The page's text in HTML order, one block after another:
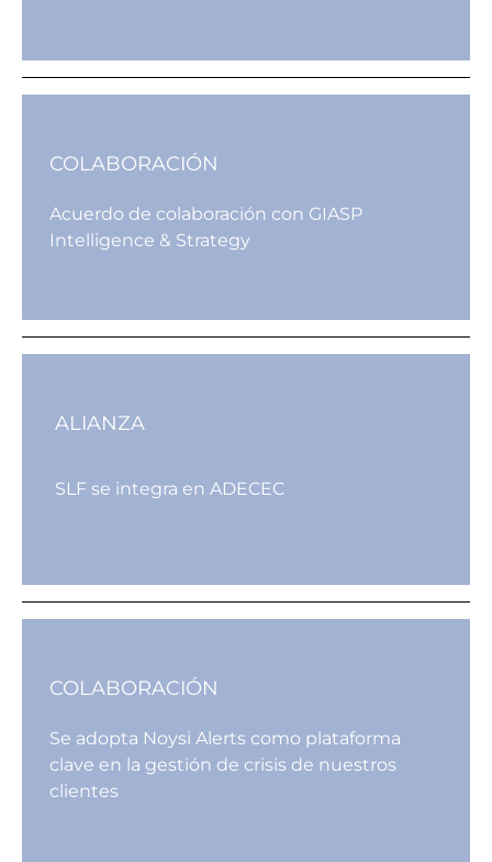
COLABORACIÓN
Acuerdo de colaboración con GIASP
Intelligence & Strategy
ALIANZA
SLF se integra en ADECEC
COLABORACIÓN
Se adopta Noysi Alerts como plataforma
clave en la gestión de crisis de nuestros
clientes